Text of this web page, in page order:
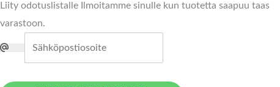
Liity odotuslistalle
Ilmoitamme sinulle kun tuotetta saapuu taas
varastoon.